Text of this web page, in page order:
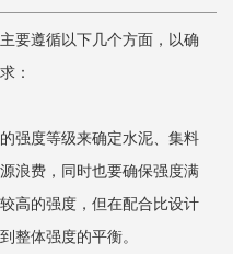
遵循以下几个方面，以确
：
度等级来确定水泥、集料
浪费，同时也要确保强度满
高的强度，但在配合比设计
整体强度的平衡。